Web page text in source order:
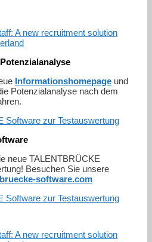
A new recruitment solution
Informationshomepage und
Potenzialanalyse nach dem
neue TALENTBRÜCKE
Besuchen Sie unsere
software.com
A new recruitment solution